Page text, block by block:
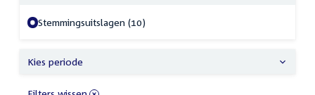
Stemmingsuitslagen (10)
Kies periode